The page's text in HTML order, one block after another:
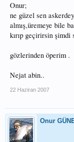
Onur;
ne güzel sen
almış,üremeye bile
kırıp geçirirsin şimdi
gözlerinden öperim .
Nejat abin..
22 Haziran 2007
Onur